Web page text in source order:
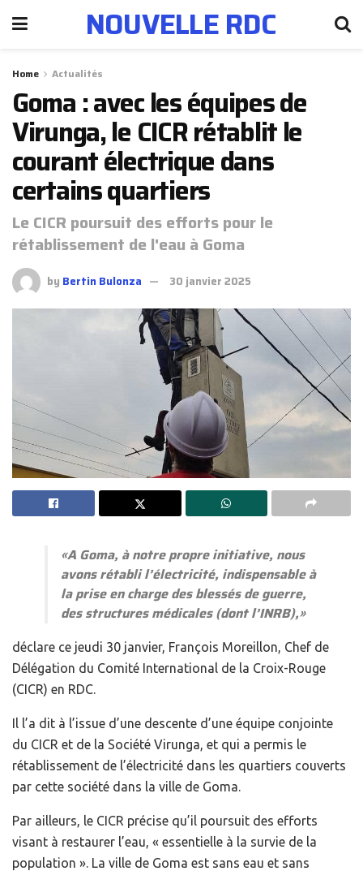
NOUVELLE RDC
Home Actualités
Goma : avec les équipes de
Virunga, le CICR rétablit le
courant électrique dans
certains quartiers
Le CICR poursuit des efforts pour le
rétablissement de l'eau à Goma
by Bertin Bulonza 30 janvier 2025
«A Goma, à notre propre initiative, nous
avons rétabli l’électricité, indispensable à
la prise en charge des blessés de guerre,
des structures médicales (dont l’INRB),»
déclare ce jeudi 30 janvier, François Moreillon, Chef de
Délégation du Comité International de la Croix-Rouge
(CICR) en RDC.
Il l’a dit à l’issue d’une descente d’une équipe conjointe
du CICR et de la Société Virunga, et qui a permis le
rétablissement de l’électricité dans les quartiers couverts
par cette société dans la ville de Goma.
Par ailleurs, le CICR précise qu’il poursuit des efforts
visant à restaurer l’eau, « essentielle à la survie de la
population ». La ville de Goma est sans eau et sans